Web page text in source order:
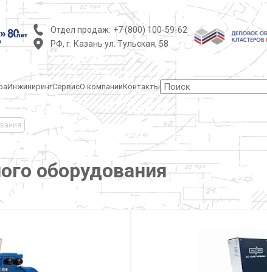
Отдел продаж: +7 (800) 100-59-62
РФ, г. Казань ул. Тульская, 58
ИнжинирингСервисО компанииКонтакты
оборудования